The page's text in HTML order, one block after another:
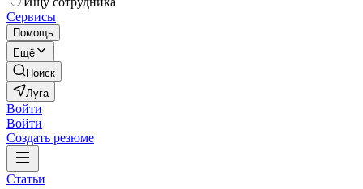
Сервисы
Помощь
Ещё
Поиск
Луга
Войти
Войти
Создать резюме
Статьи